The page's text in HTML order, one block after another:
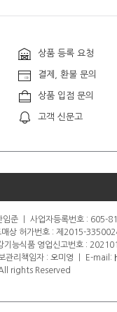
상품 등록 요청
결제, 환불 문의
상품 입점 문의
고객 신문고
임준 사업자등록번호 : 605-
매상 허가번호 : 제2015-
기능식품 영업신고번호 :
관리책임자 : 오미영 E-mail:
rights Reserved